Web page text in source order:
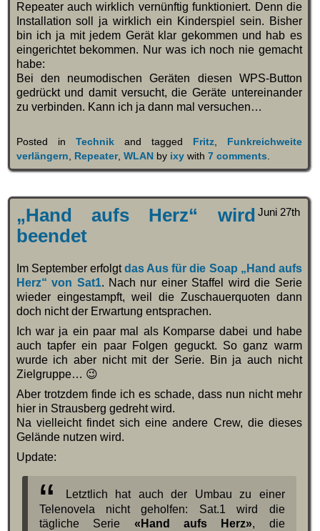
Repeater auch wirklich vernünftig funktioniert. Denn die
Installation soll ja wirklich ein Kinderspiel sein. Bisher
bin ich ja mit jedem Gerät klar gekommen und hab es
eingerichtet bekommen. Nur was ich noch nie gemacht
habe:
Bei den neumodischen Geräten diesen WPS-Button
gedrückt und damit versucht, die Geräte untereinander
zu verbinden. Kann ich ja dann mal versuchen…
Posted in Technikand tagged Fritz, Funkreichweite
verlängern
Repeater, WLANby ixywith 7 comments
Juni 27th
„Hand aufs Herz“ wird
beendet
Im September erfolgtdas Aus für die Soap „Hand aufs
Herz“ von Sat1. Nach nur einer Staffel wird die Serie
wieder eingestampft, weil die Zuschauerquoten dann
doch nicht der Erwartung entsprachen.
Ich war ja ein paar mal als Komparse dabei und habe
auch tapfer ein paar Folgen geguckt. So ganz warm
wurde ich aber nicht mit der Serie. Bin ja auch nicht
Zielgruppe… 😉
Aber trotzdem finde ich es schade, dass nun nicht mehr
hier in Strausberg gedreht wird.
Na vielleicht findet sich eine andere Crew, die dieses
Gelände nutzen wird.
Update:
Letztlich hat auch der Umbau zu einer
Telenovela nicht geholfen: Sat.1 wird die
tägliche Serie «Hand aufs Herz», die